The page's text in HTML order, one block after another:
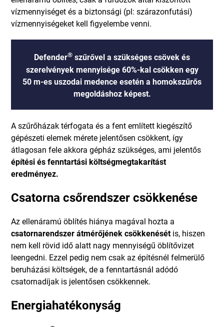
vízmennyiséget és a biztonsági (pl: szárazonfutási)
vízmennyiségeket kell figyelembe venni.
Defender® szűrővel a szükséges csövek és
szerelvények mennyisége 60%-kal csökken egy
50 m-es uszodai medence esetén a homokszűrős
megoldáshoz képest.
A szűrőházak térfogata és a fent említett kiegészítő
gépészeti elemek mérete jelentősen csökkent, így
átlagosan fele akkora gépház szükséges, ami jelentős
építési és fenntartási költségmegtakarítást
eredményez.
Csatorna csőrendszer csökkenése
Az ellenáramú öblítés hiánya magával hozta a
csatornarendszer átmérőjének csökkenésétis, hiszen
nem kell rövid idő alatt nagy mennyiségű öblítővizet
leengedni. Ezzel pedig nem csak az építésnél felmerülő
beruházási költségek, de a fenntartásnál adódó
csatornadíjak is jelentősen csökkennek.
Energiahatékonyság